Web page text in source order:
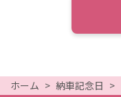
ホーム 納車記念日